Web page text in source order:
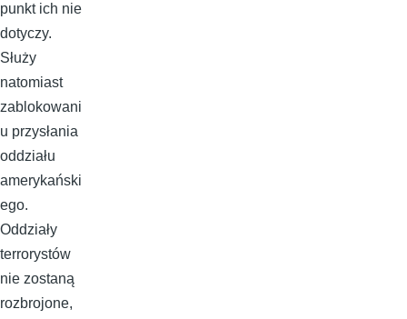
punkt ich nie
dotyczy.
Służy
natomiast
zablokowani
u przysłania
oddziału
amerykański
ego.
Oddziały
terrorystów
nie zostaną
rozbrojone,